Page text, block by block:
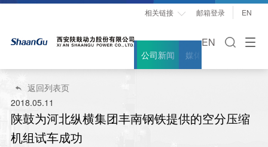
相关链接  邮箱登录 EN
EN
公司新闻 媒体聚焦

返回列表页
2018.05.11
陕鼓为河北纵横集团丰南钢铁提供的空分压缩
机组试车成功